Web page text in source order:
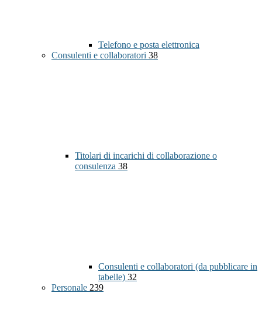
Telefono e posta elettronica
Consulenti e collaboratori 38
Titolari di incarichi di collaborazione o
consulenza 38
Consulenti e collaboratori (da pubblicare in
tabelle) 32
Personale 239